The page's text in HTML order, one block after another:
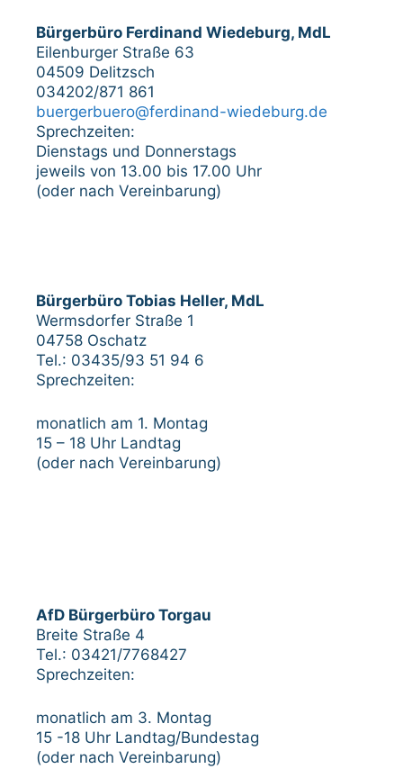
Bürgerbüro Ferdinand Wiedeburg, MdL
Eilenburger Straße 63
04509 Delitzsch
034202/871 861
buergerbuero@ferdinand-wiedeburg.de
Sprechzeiten:
Dienstags und Donnerstags
jeweils von 13.00 bis 17.00 Uhr
(oder nach Vereinbarung)
Bürgerbüro Tobias Heller, MdL
Wermsdorfer Straße 1
04758 Oschatz
Tel.: 03435/93 51 94 6
Sprechzeiten:
monatlich am 1. Montag
15 – 18 Uhr Landtag
(oder nach Vereinbarung)
AfD Bürgerbüro Torgau
Breite Straße 4
Tel.: 03421/7768427
Sprechzeiten:
monatlich am 3. Montag
15 -18 Uhr Landtag/Bundestag
(oder nach Vereinbarung)